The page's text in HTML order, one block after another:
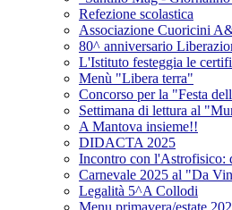
Refezione scolastica
Associazione Cuoricini
80^ anniversario
L'Istituto festeggia le
Menù "Libera terra"
Concorso per la "Festa
Settimana di lettura al
A Mantova insieme!!
DIDACTA 2025
Incontro con l'Astrofisico:
Carnevale 2025 al "Da
Legalità 5^A Collodi